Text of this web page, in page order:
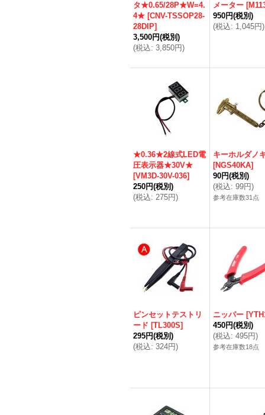
タ★0.65/28P★W=4.
4★ [CNV-TSSOP28-
28DIP]
3,500円(税別)
(税込: 3,850円)
メーター [
950円(税別)
(税込: 1,045円)
★0.36★2線式LED電
圧表示器★30V★
[VM3D-30V-036]
250円(税別)
(税込: 275円)
キーホルダノ
[NGS40KA]
90円(税別)
(税込: 99円)
参考在庫数31点
ピンセットテストリ
ード [TL300S]
295円(税別)
(税込: 324円)
ニッパー [
450円(税別)
(税込: 495円)
参考在庫数18点